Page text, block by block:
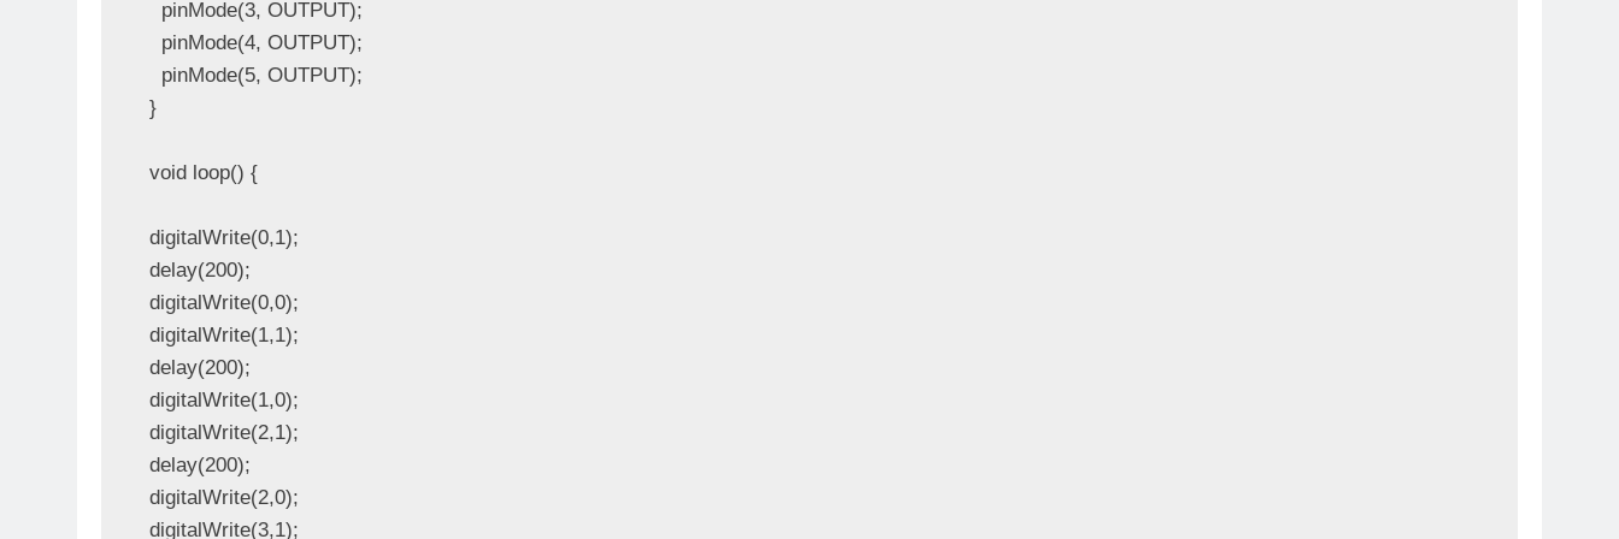
  pinMode(3, OUTPUT);
  pinMode(4, OUTPUT);
  pinMode(5, OUTPUT);
}
void loop() {
digitalWrite(0,1);
delay(200);
digitalWrite(0,0);
digitalWrite(1,1);
delay(200);
digitalWrite(1,0);
digitalWrite(2,1);
delay(200);
digitalWrite(2,0);
digitalWrite(3,1);